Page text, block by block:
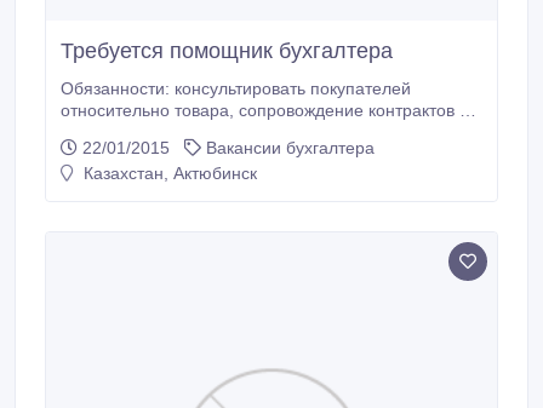
Требуется помощник бухгалтера
Обязанности: консультировать покупателей
относительно товара, сопровождение контрактов и
коммуникабельность, решительность, приятная
внешность, желание развиваться и зарабатывать
22/01/2015
Вакансии бухгалтера
Казахстан, Актюбинск